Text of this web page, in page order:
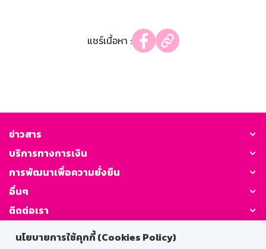
นโยบายการใช้คุกกี้ (Cookies Policy)
แชร์เนื้อหา :
ข่าวสาร
บริการทางการเงิน
การพัฒนาเพื่อความยั่งยืน
อื่นๆ
ติดต่อเรา
GSB Society: